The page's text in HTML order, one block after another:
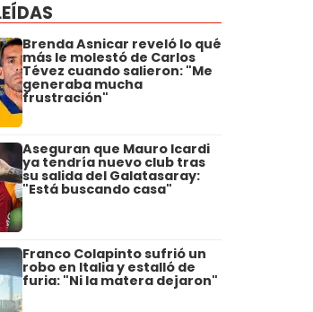
Brenda Asnicar reveló lo qué
más le molestó de Carlos
Tévez cuando salieron: "Me
generaba mucha
frustración"
Aseguran que Mauro Icardi
ya tendría nuevo club tras
su salida del Galatasaray:
"Está buscando casa"
Franco Colapinto sufrió un
robo en Italia y estalló de
furia: "Ni la matera dejaron"